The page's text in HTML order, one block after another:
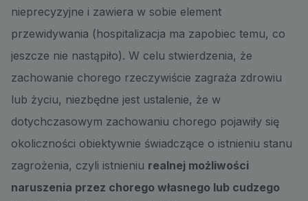
nieprecyzyjne i zawiera w sobie element
przewidywania (hospitalizacja ma zapobiec temu, co
jeszcze nie nastąpiło). W celu stwierdzenia, że
zachowanie chorego rzeczywiście zagraża zdrowiu
lub życiu, niezbędne jest ustalenie, że w
dotychczasowym zachowaniu chorego pojawiły się
okoliczności obiektywnie świadczące o istnieniu stanu
zagrożenia, czyli istnieniu realnej możliwości
naruszenia przez chorego własnego lub cudzego